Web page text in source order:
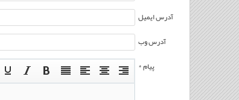
آدرس ایمیل
آدرس وب
پیام *